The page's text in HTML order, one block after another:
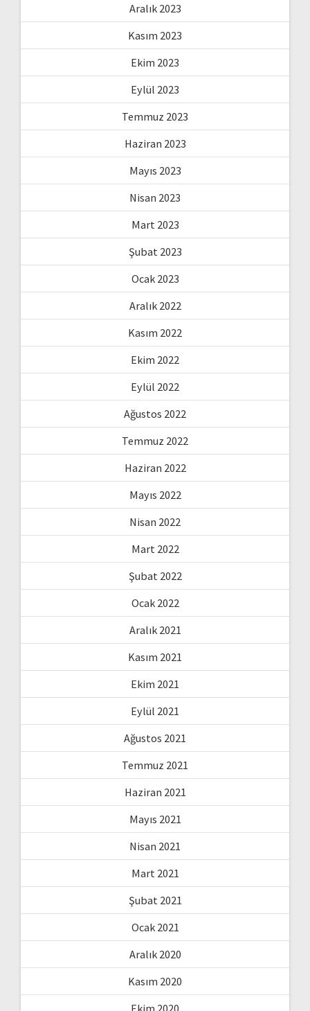
Aralık 2023
Kasım 2023
Ekim 2023
Eylül 2023
Temmuz 2023
Haziran 2023
Mayıs 2023
Nisan 2023
Mart 2023
Şubat 2023
Ocak 2023
Aralık 2022
Kasım 2022
Ekim 2022
Eylül 2022
Ağustos 2022
Temmuz 2022
Haziran 2022
Mayıs 2022
Nisan 2022
Mart 2022
Şubat 2022
Ocak 2022
Aralık 2021
Kasım 2021
Ekim 2021
Eylül 2021
Ağustos 2021
Temmuz 2021
Haziran 2021
Mayıs 2021
Nisan 2021
Mart 2021
Şubat 2021
Ocak 2021
Aralık 2020
Kasım 2020
Ekim 2020